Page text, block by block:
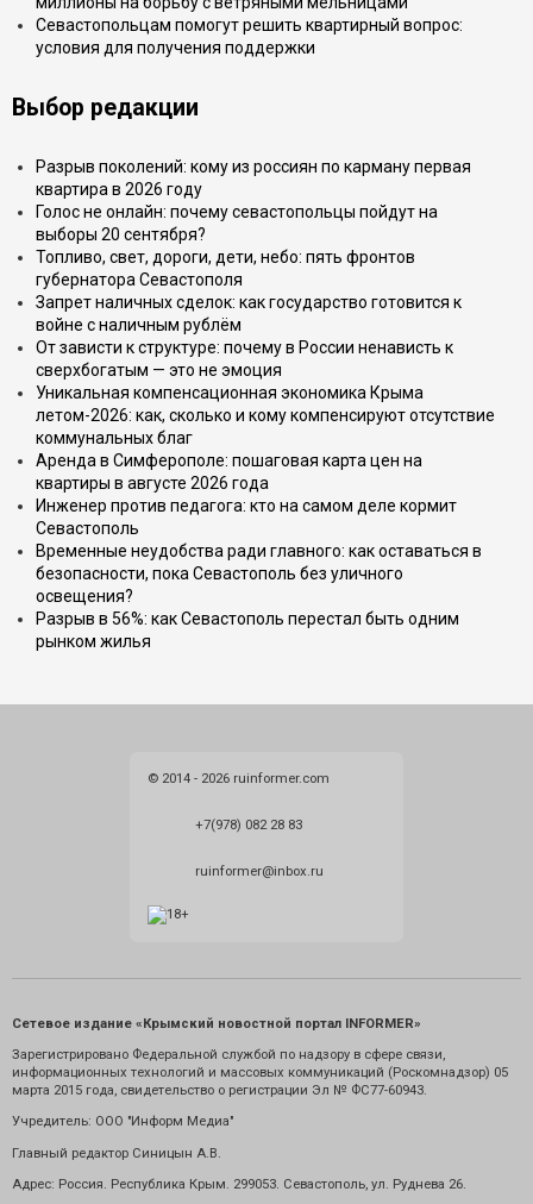
Севастопольцам помогут решить квартирный вопрос:
условия для получения поддержки
Выбор редакции
Разрыв поколений: кому из россиян по карману первая
квартира в 2026 году
Голос не онлайн: почему севастопольцы пойдут на
выборы 20 сентября?
Топливо, свет, дороги, дети, небо: пять фронтов
губернатора Севастополя
Запрет наличных сделок: как государство готовится к
войне с наличным рублём
От зависти к структуре: почему в России ненависть к
сверхбогатым — это не эмоция
Уникальная компенсационная экономика Крыма
летом-2026: как, сколько и кому компенсируют отсутствие
коммунальных благ
Аренда в Симферополе: пошаговая карта цен на
квартиры в августе 2026 года
Инженер против педагога: кто на самом деле кормит
Севастополь
Временные неудобства ради главного: как оставаться в
безопасности, пока Севастополь без уличного
освещения?
Разрыв в 56%: как Севастополь перестал быть одним
рынком жилья
© 2014 - 2026 ruinformer.com
+7(978) 082 28 83
ruinformer@inbox.ru
Сетевое издание «Крымский новостной портал INFORMER»
Зарегистрировано Федеральной службой по надзору в сфере связи,
информационных технологий и массовых коммуникаций (Роскомнадзор) 05
марта 2015 года, свидетельство о регистрации Эл № ФС77-60943.
Учредитель: ООО "Информ Медиа"
Главный редактор Синицын А.В.
Адрес: Россия. Республика Крым. 299053. Севастополь, ул. Руднева 26.